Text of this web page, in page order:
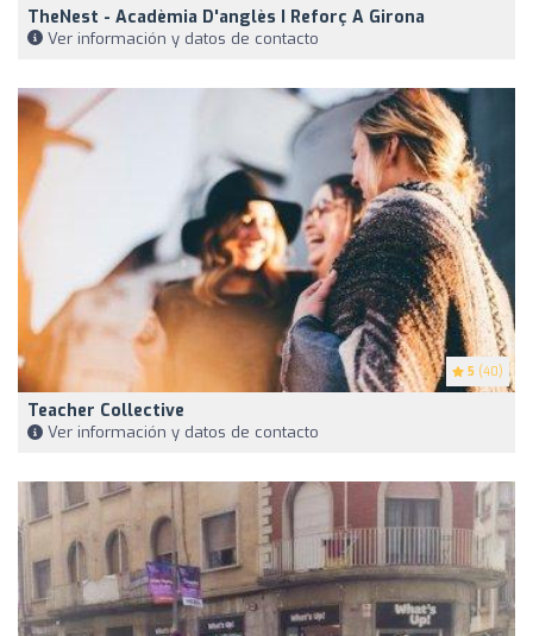
TheNest - Acadèmia D'anglès I Reforç A Girona
Ver información y datos de contacto
5 (40)
Teacher Collective
Ver información y datos de contacto